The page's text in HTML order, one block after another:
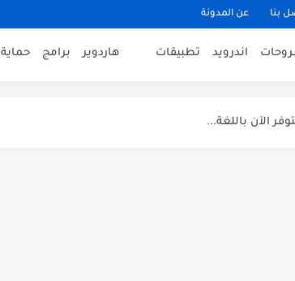
بنا عن المدونة
اندرويد تطبيقات هاردوير برامج حماية